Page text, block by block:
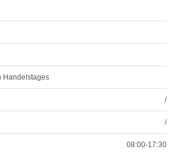
Handelstages
/
/
08:00-17:30